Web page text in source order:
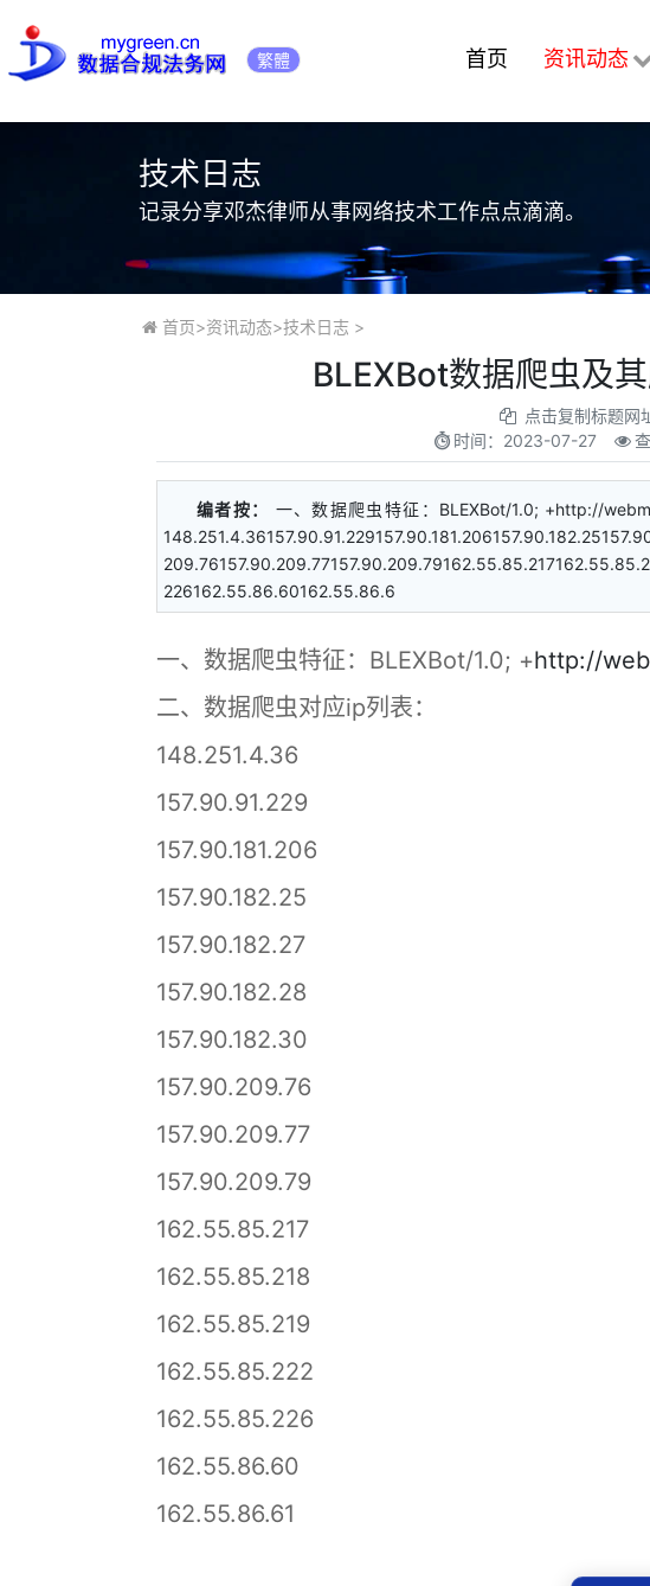
繁體 首页 资讯动态
技术日志
记录分享邓杰律师从事网络技术工作点点滴滴。
首页>资讯动态>技术日志>
BLEXBot数据爬虫及
点击复制标题网
时间： 2023-07-27
编者按：
一、数据爬虫特征：BLEXBot/1.0; +http://
226162.55.86.60162.55.86.6
一、数据爬虫特征：BLEXBot/1.0; +http://
二、数据爬虫对应ip列表：
148.251.4.36
157.90.91.229
157.90.181.206
157.90.182.25
157.90.182.27
157.90.182.28
157.90.182.30
157.90.209.76
157.90.209.77
157.90.209.79
162.55.85.217
162.55.85.218
162.55.85.219
162.55.85.222
162.55.85.226
162.55.86.60
162.55.86.61